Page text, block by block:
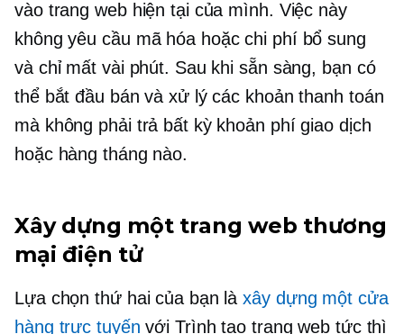
vào trang web hiện tại của mình. Việc này
không yêu cầu mã hóa hoặc chi phí bổ sung
và chỉ mất vài phút. Sau khi sẵn sàng, bạn có
thể bắt đầu bán và xử lý các khoản thanh toán
mà không phải trả bất kỳ khoản phí giao dịch
hoặc hàng tháng nào.
Xây dựng một trang web thương
mại điện tử
Lựa chọn thứ hai của bạn làxây dựng một cửa
hàng trực tuyến với Trình tạo trang web tức thì